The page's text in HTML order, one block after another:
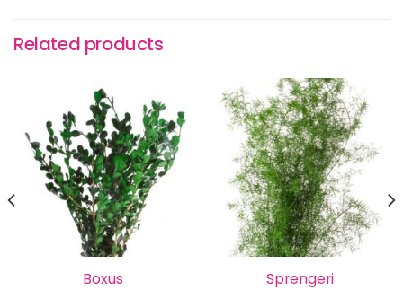
Related products
Boxus
Sprengeri